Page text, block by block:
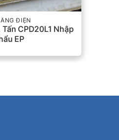
ĐIỆN
CPD20L1 Nhập
EP